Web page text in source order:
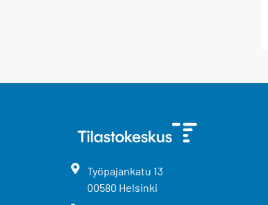
Työpajankatu 13
00580 Helsinki